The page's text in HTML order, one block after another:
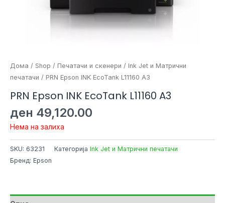
Дома / Shop / Печатачи и скенери / Ink Jet и Матрични
печатачи / PRN Epson INK EcoTank L11160 A3
PRN Epson INK EcoTank L11160 A3
ден 49,120.00
Нема на залиха
SKU: 63231 Категорија Ink Jet и Матрични печатачи
Бренд: Epson